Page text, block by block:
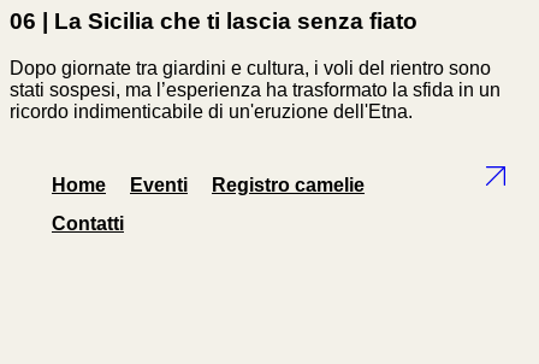
06 | La Sicilia che ti lascia senza fiato
Dopo giornate tra giardini e cultura, i voli del rientro sono
stati sospesi, ma l’esperienza ha trasformato la sfida in un
ricordo indimenticabile di un'eruzione dell'Etna.
Home Eventi
Registro camelie
Contatti